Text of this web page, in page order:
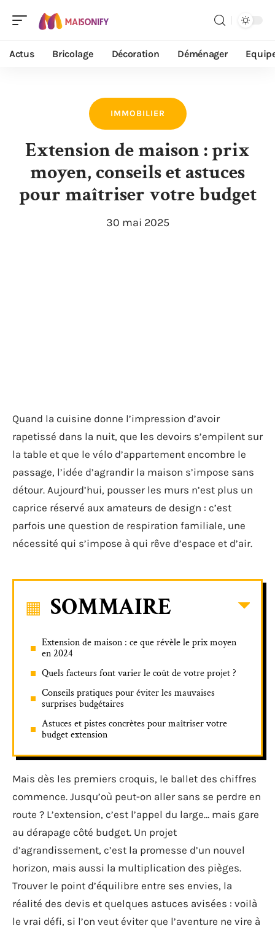
Actus Bricolage Décoration Déménager
IMMOBILIER
Extension de maison : prix
moyen, conseils et astuces
pour maîtriser votre budget
30 mai 2025
Quand la cuisine donne l’impression d’avoir
rapetissé dans la nuit, que les devoirs s’empilent sur
la table et que le vélo d’appartement encombre le
passage, l’idée d’agrandir la maison s’impose sans
détour. Aujourd’hui, pousser les murs n’est plus un
caprice réservé aux amateurs de design : c’est
parfois une question de respiration familiale, une
nécessité qui s’impose à qui rêve d’espace et d’air.
SOMMAIRE
Extension de maison : ce que révèle le prix moyen
en 2024
Quels facteurs font varier le coût de votre projet ?
Conseils pratiques pour éviter les mauvaises
surprises budgétaires
Astuces et pistes concrètes pour maîtriser votre
budget extension
Mais dès les premiers croquis, le ballet des chiffres
commence. Jusqu’où peut-on aller sans se perdre en
route ? L’extension, c’est l’appel du large… mais gare
au dérapage côté budget. Un projet
d’agrandissement, c’est la promesse d’un nouvel
horizon, mais aussi la multiplication des pièges.
Trouver le point d’équilibre entre ses envies, la
réalité des devis et quelques astuces avisées : voilà
le vrai défi, si l’on veut éviter que l’aventure ne vire à